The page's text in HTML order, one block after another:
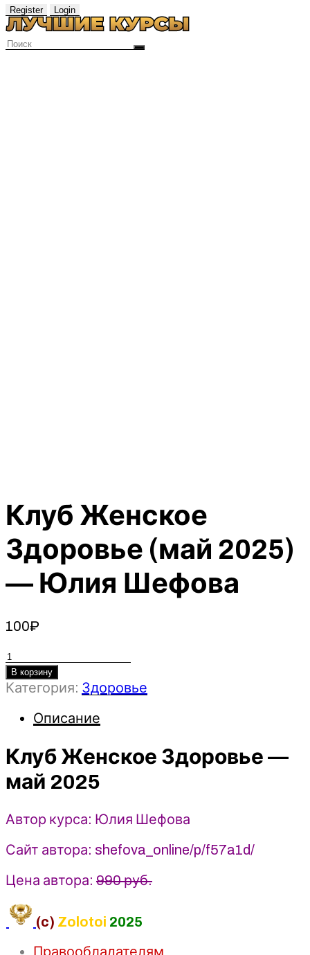
Register Login
Клуб Женское
Здоровье (май 2025)
— Юлия Шефова
100₽
Количество
товара
Клуб
Здоровье
2025)
Юлия
В корзину
Категория: Здоровье
Описание
Клуб Женское Здоровье —
май 2025
Автор курса: Юлия Шефова
Сайт автора: shefova_online/p/f57a1d/
Цена автора: 990 руб.
(c) Zolotoi 2025
Правообладателям